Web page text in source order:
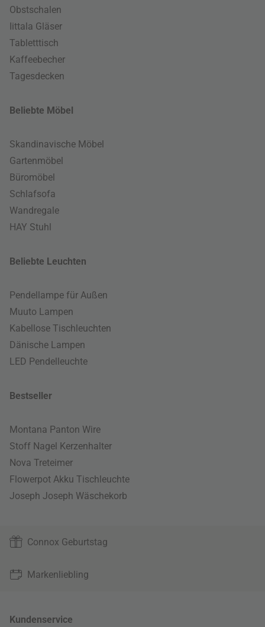
Obstschalen
Iittala Gläser
Tabletttisch
Kaffeebecher
Tagesdecken
Beliebte Möbel
Skandinavische Möbel
Gartenmöbel
Büromöbel
Schlafsofa
Wandregale
HAY Stuhl
Beliebte Leuchten
Pendellampe für Außen
Muuto Lampen
Kabellose Tischleuchten
Dänische Lampen
LED Pendelleuchte
Bestseller
Montana Panton Wire
Stoff Nagel Kerzenhalter
Nova Treteimer
Flowerpot Akku Tischleuchte
Joseph Joseph Wäschekorb
Connox Geburtstag
Markenliebling
Kundenservice